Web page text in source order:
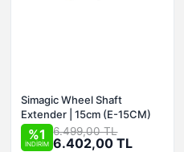
Simagic Wheel Shaft
Extender | 15cm (E-15CM)
%1
İNDİRİM
6.499,00 TL
6.402,00 TL